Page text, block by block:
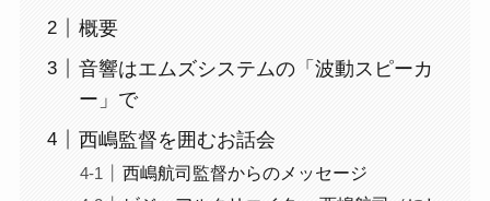
概要
音響はエムズシステムの「波動スピーカ
ー」で
西嶋監督を囲むお話会
西嶋航司監督からのメッセージ